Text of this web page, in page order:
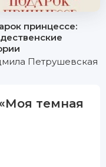
принцессе:
Петрушевская
темная